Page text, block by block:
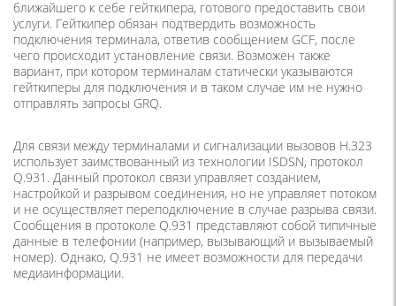
ближайшего к себе гейткипера, готового предоставить свои
услуги. Гейткипер обязан подтвердить возможность
подключения терминала, ответив сообщением GCF, после
чего происходит установление связи. Возможен также
вариант, при котором терминалам статически указываются
гейткиперы для подключения и в таком случае им не нужно
отправлять запросы GRQ.
Для связи между терминалами и сигнализации вызовов H.323
использует заимствованный из технологии ISDSN, протокол
Q.931. Данный протокол связи управляет созданием,
настройкой и разрывом соединения, но не управляет потоком
и не осуществляет переподключение в случае разрыва связи.
Сообщения в протоколе Q.931 представляют собой типичные
данные в телефонии (например, вызывающий и вызываемый
номер). Однако, Q.931 не имеет возможности для передачи
медиаинформации.